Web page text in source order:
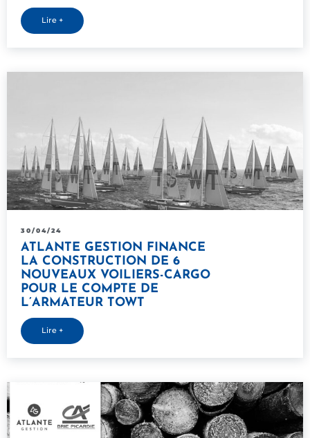
Lire +
30/04/24
ATLANTE GESTION FINANCE
LA CONSTRUCTION DE 6
NOUVEAUX VOILIERS-CARGO
POUR LE COMPTE DE
L’ARMATEUR TOWT
Lire +